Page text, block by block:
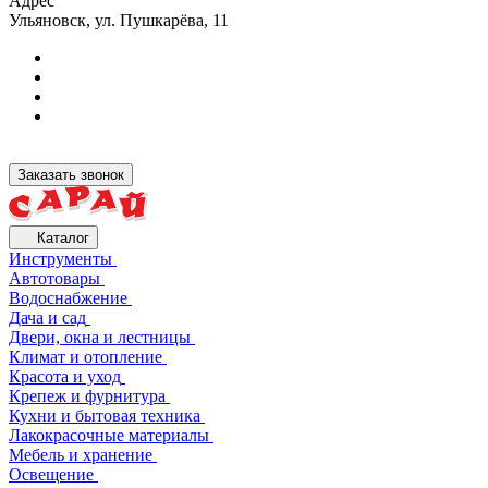
Ульяновск, ул. Пушкарёва, 11
Заказать звонок
Каталог
Инструменты
Автотовары
Водоснабжение
Дача и сад
Двери, окна и лестницы
Климат и отопление
Красота и уход
Крепеж и фурнитура
Кухни и бытовая техника
Лакокрасочные материалы
Мебель и хранение
Освещение